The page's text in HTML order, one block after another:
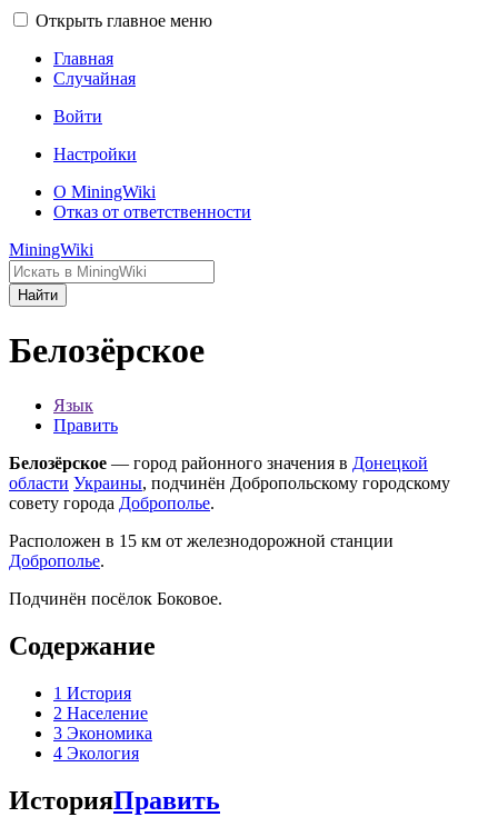
Открыть главное меню
Главная
Случайная
Войти
Настройки
О MiningWiki
Отказ от ответственности
MiningWiki
Найти
Белозёрское
Язык
Править
Белозёрское — город районного значения в Донецкой
области Украины, подчинён Добропольскому городскому
совету города Доброполье.
Расположен в 15 км от железнодорожной станции
Доброполье.
Подчинён посёлок Боковое.
Содержание
1 История
2 Население
3 Экономика
4 Экология
ИсторияПравить